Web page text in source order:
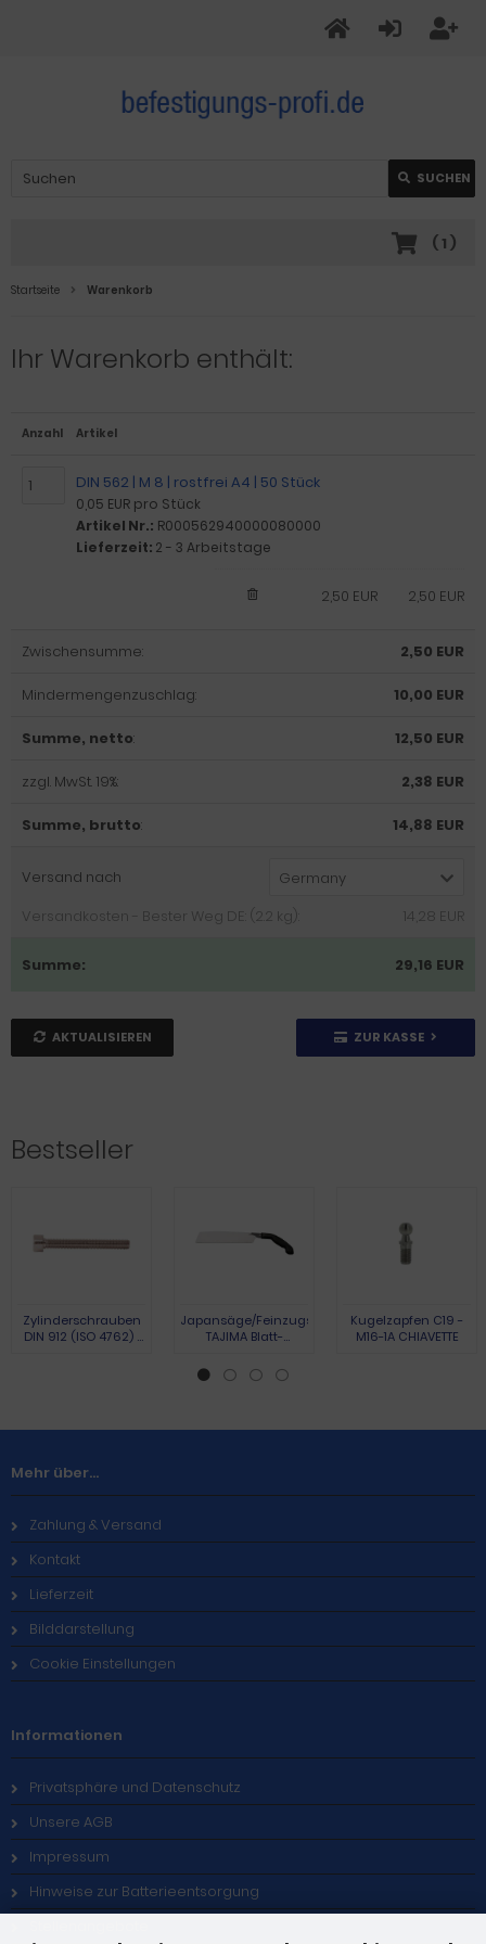
SUCHEN
( 1 )
Startseite Warenkorb
Ihr Warenkorb enthält:
Anzahl Artikel
DIN 562 | M 8 | rostfrei A4 | 50 Stück
0,05 EUR pro Stück
Artikel Nr.: R000562940000080000
Lieferzeit: 2 - 3 Arbeitstage
2,50 EUR
2,50 EUR
Zwischensumme: 2,50 EUR
Mindermengenzuschlag: 10,00 EUR
Summe, netto: 12,50 EUR
zzgl. MwSt. 19%: 2,38 EUR
Summe, brutto: 14,88 EUR
Versand nach
Germany
Versandkosten - Bester Weg DE: (2.2 kg):
14,28 EUR
Summe: 29,16 EUR
AKTUALISIEREN ZUR KASSE
Bestseller
Zylinderschrauben
DIN 912 (ISO 4762) |
Japansäge/Feinzugsäge
TAJIMA Blatt-
L.440mm
Pistolengriff TAJIMA
Kugelzapfen C19 -
M16-1A CHIAVETTE
Mehr über...
Zahlung & Versand
Kontakt
Lieferzeit
Bilddarstellung
Cookie Einstellungen
Informationen
Privatsphäre und Datenschutz
Unsere AGB
Impressum
Hinweise zur Batterieentsorgung